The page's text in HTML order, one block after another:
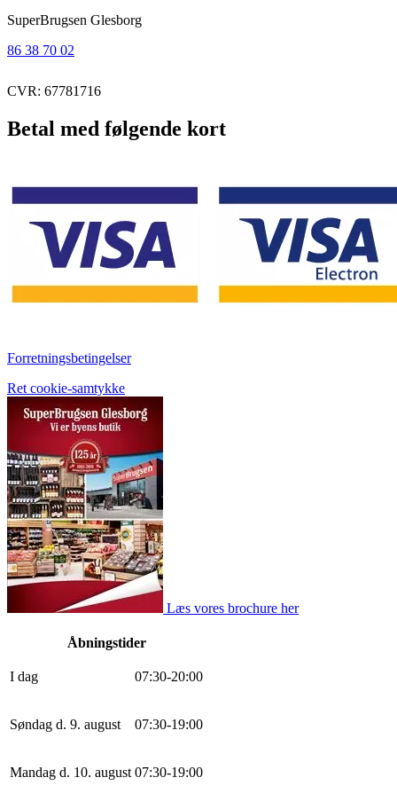
SuperBrugsen Glesborg
86 38 70 02
CVR: 67781716
Betal med følgende kort
Forretningsbetingelser
Ret cookie-samtykke
Læs vores brochure her
Åbningstider
I dag 07:30-20:00
Søndag d. 9. august 07:30-19:00
Mandag d. 10. august 07:30-19:00